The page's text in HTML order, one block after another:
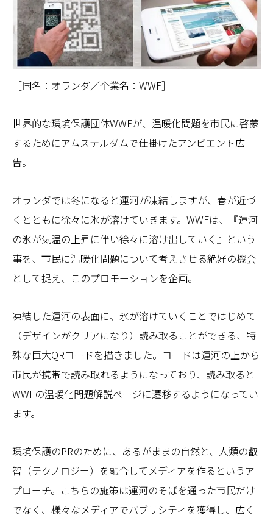
［国名：オランダ／企業名：WWF］
世界的な環境保護団体WWFが、温暖化問題を市民に啓蒙
するためにアムステルダムで仕掛けたアンビエント広
告。
オランダでは冬になると運河が凍結しますが、春が近づ
くとともに徐々に氷が溶けていきます。WWFは、『運河
の氷が気温の上昇に伴い徐々に溶け出していく』という
事を、市民に温暖化問題について考えさせる絶好の機会
として捉え、このプロモーションを企画。
凍結した運河の表面に、氷が溶けていくことではじめて
（デザインがクリアになり）読み取ることができる、特
殊な巨大QRコードを描きました。コードは運河の上から
市民が携帯で読み取れるようになっており、読み取ると
WWFの温暖化問題解説ページに遷移するようになってい
ます。
環境保護のPRのために、あるがままの自然と、人類の叡
智（テクノロジー）を融合してメディアを作るというア
プローチ。こちらの施策は運河のそばを通った市民だけ
でなく、様々なメディアでパブリシティを獲得し、広く